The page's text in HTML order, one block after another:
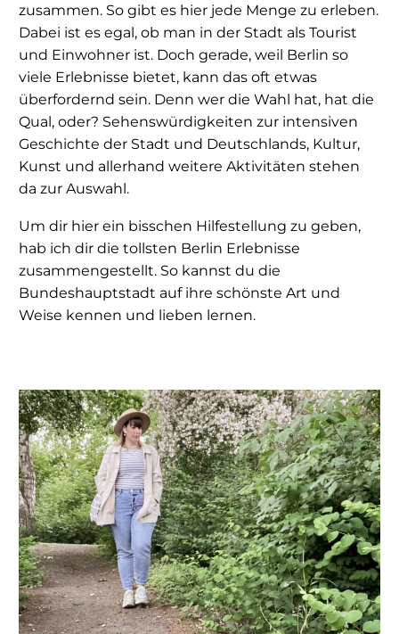
zusammen. So gibt es hier jede Menge zu erleben.
Dabei ist es egal, ob man in der Stadt als Tourist
und Einwohner ist. Doch gerade, weil Berlin so
viele Erlebnisse bietet, kann das oft etwas
überfordernd sein. Denn wer die Wahl hat, hat die
Qual, oder? Sehenswürdigkeiten zur intensiven
Geschichte der Stadt und Deutschlands, Kultur,
Kunst und allerhand weitere Aktivitäten stehen
da zur Auswahl.
Um dir hier ein bisschen Hilfestellung zu geben,
hab ich dir die tollsten Berlin Erlebnisse
zusammengestellt. So kannst du die
Bundeshauptstadt auf ihre schönste Art und
Weise kennen und lieben lernen.